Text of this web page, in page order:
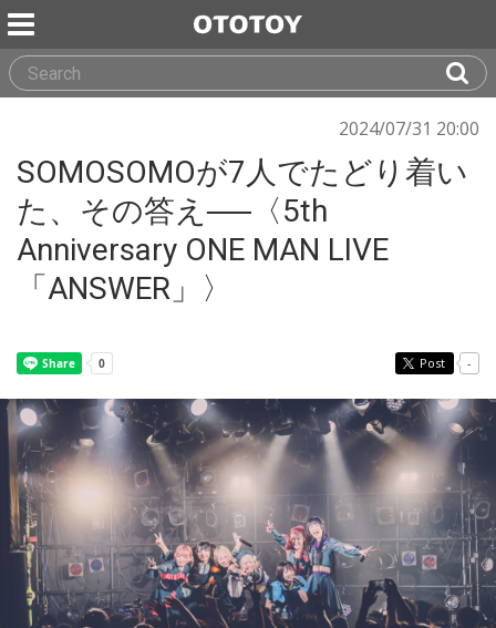
2024/07/31 20:00
SOMOSOMOが7人でたどり着い
た、その答え──〈5th
Anniversary ONE MAN LIVE
「ANSWER」〉
Post -